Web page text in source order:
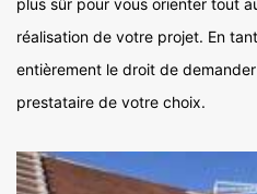
plus sûr pour vous orienter tout
réalisation de votre projet. En
entièrement le droit de
prestataire de votre choix.